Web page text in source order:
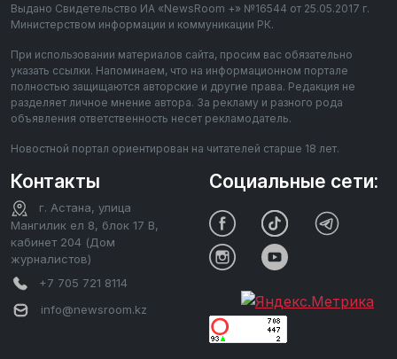
Выдано Свидетельство ИА «NewsRoom +» №16544 от 25.05.2017 г.
Министерством информации и коммуникации РК.
При использовании материалов сайта, просим вас обязательно
указать ссылки. Напоминаем, что на информационном портале
полностью защищаются авторские и другие права. Редакция не
разделяет личное мнение автора. За рекламу и разного рода
объявления ответственность несет рекламодатель.
Новостной портал ориентирован на читателей старше 18 лет.
Контакты
г. Астана, улица
Мангилик ел 8, блок 17 В,
кабинет 204 (Дом
журналистов)
+7 705 721 8114
info@newsroom.kz
Социальные сети: